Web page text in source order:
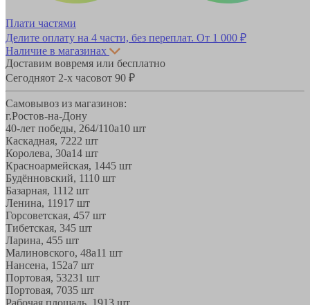
Плати частями
Делите оплату на 4 части, без переплат. От 1 000 ₽
Наличие в магазинах
Доставим вовремя или бесплатно
Сегодняот 2-х часовот 90 ₽
Самовывоз из магазинов:
г.Ростов-на-Дону
40-лет победы, 264/110а10 шт
Каскадная, 7222 шт
Королева, 30а14 шт
Красноармейская, 1445 шт
Будённовский, 1110 шт
Базарная, 1112 шт
Ленина, 11917 шт
Горсоветская, 457 шт
Тибетская, 345 шт
Ларина, 455 шт
Малиновского, 48а11 шт
Нансена, 152а7 шт
Портовая, 53231 шт
Портовая, 7035 шт
Рабочая площадь, 1913 шт